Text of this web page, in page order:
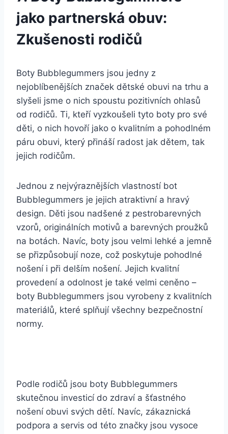
jako⁤ partnerská ⁢obuv:
Zkušenosti rodičů
Boty Bubblegummers⁢ jsou ​jedny z
nejoblíbenějších značek dětské obuvi na trhu a
slyšeli jsme o nich spoustu pozitivních ohlasů
od rodičů. Ti, kteří‍ vyzkoušeli tyto boty​ pro své
děti, ‍o ​nich hovoří jako o kvalitním a⁤ pohodlném
páru obuvi,⁤ který‌ přináší radost jak ⁢dětem, tak
jejich rodičům.
Jednou z ⁣nejvýraznějších vlastností⁤ bot
Bubblegummers ⁣je jejich atraktivní a ‍hravý
design. Děti​ jsou nadšené ​z ⁣pestrobarevných
vzorů, originálních ⁤motivů a barevných proužků
na botách.⁤ Navíc, ⁢boty‌ jsou velmi lehké⁢ a jemně
se přizpůsobují noze, což poskytuje pohodlné
nošení‌ i⁤ při​ delším nošení. Jejich kvalitní
provedení a odolnost je také velmi ceněno –
boty ‌Bubblegummers​ jsou vyrobeny z kvalitních
materiálů, ⁢které splňují ‍všechny ​bezpečnostní
normy.
Podle‍ rodičů jsou boty Bubblegummers
skutečnou investicí ​do zdraví a šťastného
nošení ‍obuvi svých dětí. Navíc, ⁤zákaznická
podpora​ a servis od ⁤této značky jsou vysoce